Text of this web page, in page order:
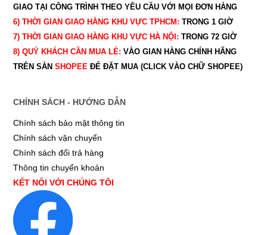
GIAO TẠI CÔNG TRÌNH THEO YÊU CẦU VỚI MỌI ĐƠN HÀNG
6) THỜI GIAN GIAO HÀNG KHU VỰC TPHCM: TRONG 1 GIỜ
7) THỜI GIAN GIAO HÀNG KHU VỰC HÀ NỘI: TRONG 72 GIỜ
8) QUÝ KHÁCH CẦN MUA LẺ: VÀO GIAN HÀNG CHÍNH HÃNG
TRÊN SÀN SHOPEEĐỂ ĐẶT MUA (CLICK VÀO CHỮ SHOPEE)
CHÍNH SÁCH - HƯỚNG DẪN
Chính sách bảo mật thông tin
Chính sách vận chuyển
Chính sách đổi trả hàng
Thông tin chuyển khoản
KẾT NỐI VỚI CHÚNG TÔI